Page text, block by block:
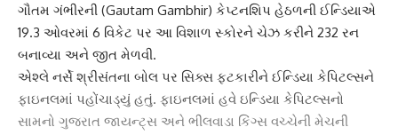
ગૌતમ ગંભીરની (Gautam Gambhir) કેપ્ટનશિપ હેઠળની ઈન્ડિયાએ
19.3 ઓવરમાં 6 વિકેટ પર આ વિશાળ સ્કોરને ચેઝ કરીને 232 રન
બનાવ્યા અને જીત મેળવી.
એશ્લે નર્સે શ્રીસંતના બોલ પર સિક્સ ફટકારીને ઈન્ડિયા કેપિટલ્સને
ફાઇનલમાં પહોંચાડ્યું હતું. ફાઇનલમાં હવે ઇન્ડિયા કેપિટલ્સનો
સામનો ગુજરાત જાયન્ટ્સ અને ભીલવાડા કિંગ્સ વચ્ચેની મેચની